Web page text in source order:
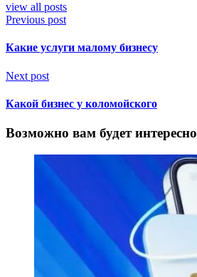
view all posts
Previous post
Какие услуги малому бизнесу
Next post
Какой бизнес у коломойского
Возможно вам будет интересно